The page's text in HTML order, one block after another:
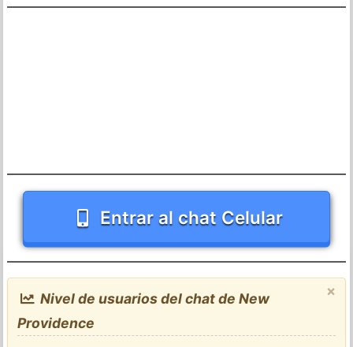
Entrar al chat Celular
×
Nivel de usuarios del chat de New
Providence